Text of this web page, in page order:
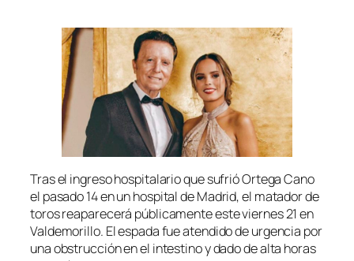
Tras el ingreso hospitalario que sufrió Ortega Cano
el pasado 14 en un hospital de Madrid, el matador de
toros reaparecerá públicamente este viernes 21 en
Valdemorillo. El espada fue atendido de urgencia por
una obstrucción en el intestino y dado de alta horas